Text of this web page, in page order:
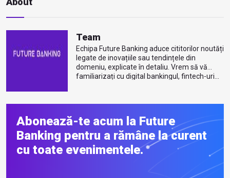
Team
Echipa Future Banking aduce cititorilor noutăți
legate de inovațiile sau tendințele din
domeniu, explicate în detaliu. Vrem să vă
familiarizați cu digital bankingul, fintech-uri...
Abonează-te acum la Future
Banking pentru a rămâne la curent
cu toate evenimentele.